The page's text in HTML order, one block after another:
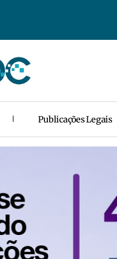
Publicações Legais